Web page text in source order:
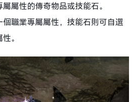
屬性的傳奇物品或技能石。
職業專屬屬性，技能石則可自選
。